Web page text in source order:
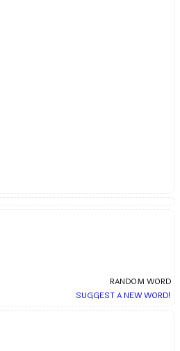
RANDOM WORD
SUGGEST A NEW WORD!